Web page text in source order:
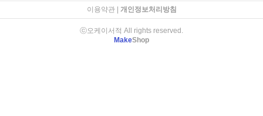
이용약관| 개인정보처리방침
ⓒ오케이서적 All rights reserved.
MakeShop